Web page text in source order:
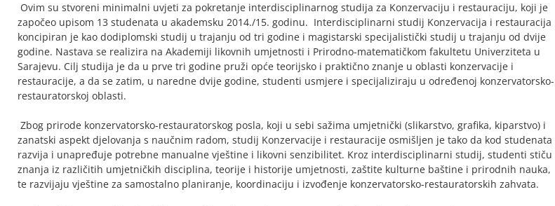
Ovim su stvoreni minimalni uvjeti za pokretanje interdisciplinarnog studija za Konzervaciju i restauraciju, koji je
započeo upisom 13 studenata u akademsku 2014./15. godinu. Interdisciplinarni studij Konzervacija i restauracija
koncipiran je kao dodiplomski studij u trajanju od tri godine i magistarski specijalistički studij u trajanju od dvije
godine. Nastava se realizira na Akademiji likovnih umjetnosti i Prirodno-matematičkom fakultetu Univerziteta u
Sarajevu. Cilj studija je da u prve tri godine pruži opće teorijsko i praktično znanje u oblasti konzervacije i
restauracije, a da se zatim, u naredne dvije godine, studenti usmjere i specijaliziraju u određenoj konzervatorsko-
restauratorskoj oblasti.
Zbog prirode konzervatorsko-restauratorskog posla, koji u sebi sažima umjetnički (slikarstvo, grafika, kiparstvo) i
zanatski aspekt djelovanja s naučnim radom, studij Konzervacije i restauracije osmišljen je tako da kod studenata
razvija i unapređuje potrebne manualne vještine i likovni senzibilitet. Kroz interdisciplinarni studij, studenti stiču
znanja iz različitih umjetničkih disciplina, teorije i historije umjetnosti, zaštite kulturne baštine i prirodnih nauka,
te razvijaju vještine za samostalno planiranje, koordinaciju i izvođenje konzervatorsko-restauratorskih zahvata.